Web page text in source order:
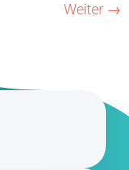
Weiter →